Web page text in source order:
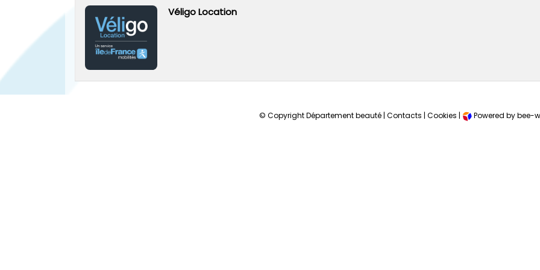
Véligo Location
© Copyright Département beauté | Contacts | Cookies | Powered by bee-